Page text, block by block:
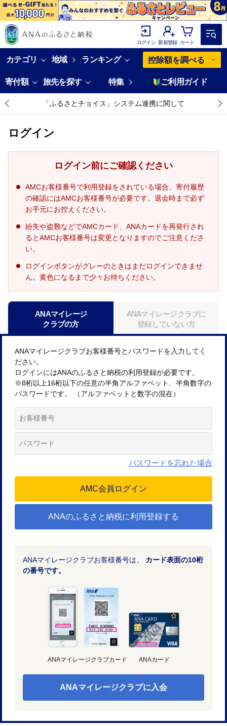
ログイン 新規登録 カート
カテゴリ 地域 ランキング 控除額を調べる
寄付額 旅先を探す 特集 ご利用ガイド
「ふるさとチョイス」システム連携に関して
ログイン
ログイン前にご確認ください
AMCお客様番号で利用登録をされている場合、寄付履歴
の確認にはAMCお客様番号が必要です。退会時まで必ず
お手元にお控えください。
紛失や盗難などでAMCカード、ANAカードを再発行され
るとAMCお客様番号は変更となりますのでご注意くださ
い。
ログインボタンがグレーのときはまだログインできませ
ん。黄色になるまで少々お待ちください。
ANAマイレージ
クラブの方
ANAマイレージクラブに
登録していない方
ANAマイレージクラブお客様番号とパスワードを入力してく
ださい。
ログインにはANAのふるさと納税の利用登録が必要です。
※8桁以上16桁以下の任意の半角アルファベット、半角数字の
パスワードです。 （アルファベットと数字の混在）
パスワードを忘れた場合
ANAのふるさと納税に利用登録する
ANAマイレージクラブお客様番号は、 カード表面の10桁
の番号です。
ANAマイレージクラブカード ANAカード
ANAマイレージクラブに入会